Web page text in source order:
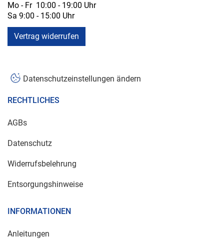
Mo - Fr 10:00 - 19:00 Uhr
Sa 9:00 - 15:00 Uhr
Vertrag widerrufen
Datenschutzeinstellungen ändern
RECHTLICHES
AGBs
Datenschutz
Widerrufsbelehrung
Entsorgungshinweise
INFORMATIONEN
Anleitungen